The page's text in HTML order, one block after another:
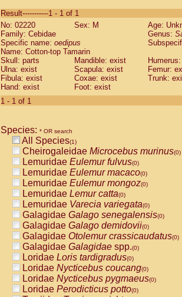
CebidaeSaguinus labiatus(0)
Cebidae Saguinus leucopus (0)
Cebidae
CebidaeSaguinus mystax
Cebidae Saguinus nigricollis (0)
Cebidae Saguinus oedipus
Cebidae Saguinus weddelli
Cebidae Saguinusspp.
Cebidae
CebidaeCebus capucinus
CebidaeCebus nigrivittatus
CebidaeCebus spp.(0)
CebidaeSaimiri boliviensis(0)
CebidaeSaimiri sciureus(0)
AtelidaeAlouatta caraya(0)
AtelidaeAlouatta fusca(0)
AtelidaeAlouatta seniculus(0)
AtelidaeAlouattaspp.(0)
AtelidaeAteles belzebuth(0)
AtelidaeAteles geoffroyi(0)
AtelidaeAteles paniscus(0)
AtelidaeAtelesspp.(0)
AtelidaeLagothrix lagothricha(0)
AtelidaeLagothrix lagothricha cana
PitheciidaeCacajao calvus
Result-----------1 - 1 of 1
No: 02220
Sex: M
Age:
Family: Cebidae
Genus:
Specific name: oedipus
Name: Cotton-top Tamarin
Skull: parts
Mandible: exist
Ulna: exist
Scapula: exist
Femur:
Fibula: exist
Coxae: exist
Trunk:
Hand: exist
Foot: exist
1 - 1 of 1
Species: * OR search
All Species(1)
Cheirogaleidae Microcebus murinus(0)
Lemuridae Eulemur fulvus(0)
Lemuridae Eulemur macaco(0)
Lemuridae Eulemur mongoz(0)
Lemuridae Lemur catta(0)
Lemuridae Varecia variegata(0)
Galagidae Galago senegalensis(0)
Galagidae Galago demidovii(0)
Galagidae Otolemur crassicaudatus(0)
Galagidae Galagidae spp.(0)
Loridae Loris tardigradus(0)
Loridae Nycticebus coucang(0)
Loridae Nycticebus pygmaeus(0)
Loridae Perodicticus potto(0)